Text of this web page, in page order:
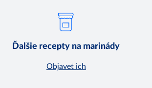
Ďalšie recepty na marinády
Objavet ich